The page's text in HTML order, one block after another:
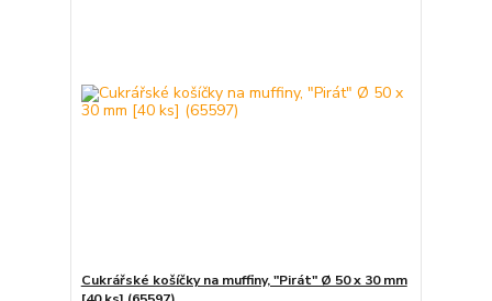
Cukrářské košíčky na muffiny, "Pirát" Ø 50 x 30 mm